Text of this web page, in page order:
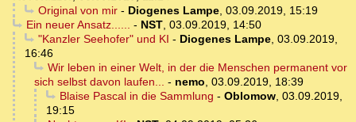
Original von mir- Diogenes Lampe, 03.09.2019, 15:19
Ein neuer Ansatz...... - NST, 03.09.2019, 14:50
"Kanzler Seehofer" und KI - Diogenes Lampe, 03.09.2019,
16:46
Wir leben in einer Welt, in der die Menschen permanent vor
sich selbst davon laufen... - nemo, 03.09.2019, 18:39
Blaise Pascal in die Sammlung - Oblomow, 03.09.2019,
19:15